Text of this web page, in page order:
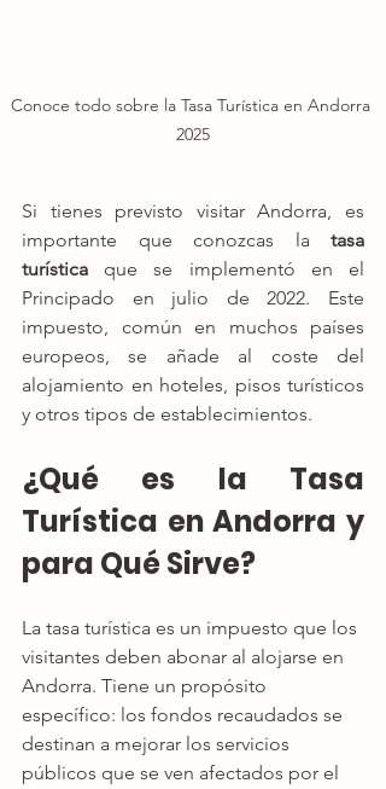
Conoce todo sobre la Tasa Turística en Andorra
2025
Si tienes previsto visitar Andorra, es
importante que conozcas la tasa
turística que se implementó en el
Principado en julio de 2022. Este
impuesto, común en muchos países
europeos, se añade al coste del
alojamiento en hoteles, pisos turísticos
y otros tipos de establecimientos.
¿Qué es la Tasa
Turística en Andorra y
para Qué Sirve?
La tasa turística es un impuesto que los
visitantes deben abonar al alojarse en
Andorra. Tiene un propósito
específico: los fondos recaudados se
destinan a mejorar los servicios
públicos que se ven afectados por el